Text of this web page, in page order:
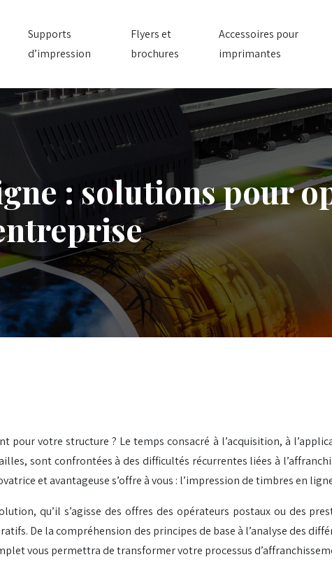
Supports
d’impression
Flyers et
brochures
Accessoires pour
imprimantes
: solutions pour
pour votre structure ? Le temps consacré à l’acquisition, à
sont confrontées à des difficultés récurrentes liées à
et avantageuse s’offre à vous : l’impression de timbres en
qu’il s’agisse des offres des opérateurs postaux ou des
De la compréhension des principes de base à l’analyse des
vous permettra de transformer votre processus